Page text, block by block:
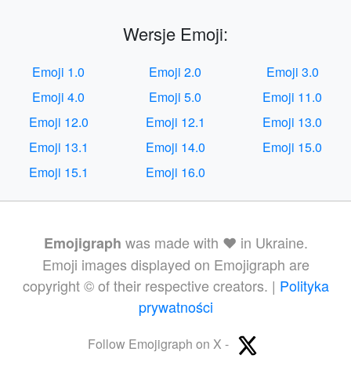
Wersje Emoji:
Emoji 1.0 Emoji 2.0
Emoji 3.0
Emoji 4.0
Emoji 5.0
Emoji 11.0
Emoji 12.0
Emoji 12.1
Emoji 13.0
Emoji 13.1
Emoji 14.0
Emoji 15.0
Emoji 15.1
Emoji 16.0
Emojigraph was made with ❤️ in Ukraine.
Emoji images displayed on Emojigraph are
copyright © of their respective creators. | Polityka
prywatności
Follow Emojigraph on X -